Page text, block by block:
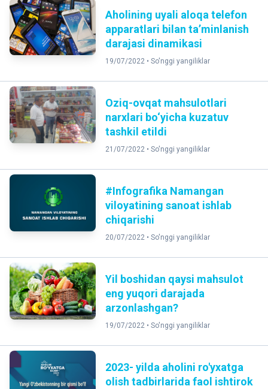
Aholining uyali aloqa telefon
apparatlari bilan taʼminlanish
darajasi dinamikasi
19/07/2022 • So'nggi yangiliklar
Oziq-ovqat mahsulotlari
narxlari bo‘yicha kuzatuv
tashkil etildi
21/07/2022 • So'nggi yangiliklar
#Infografika Namangan
viloyatining sanoat ishlab
chiqarishi
20/07/2022 • So'nggi yangiliklar
Yil boshidan qaysi mahsulot
eng yuqori darajada
arzonlashgan?
19/07/2022 • So'nggi yangiliklar
2023- yilda aholini ro'yxatga
olish tadbirlarida faol ishtirok